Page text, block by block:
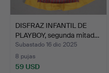
DISFRAZ INFANTIL DE
PLAYBOY, segunda mitad…
Subastado 16 dic 2025
8 pujas
59 USD